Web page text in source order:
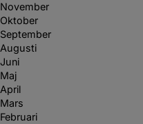
November
Oktober
September
Augusti
Juni
Maj
April
Mars
Februari